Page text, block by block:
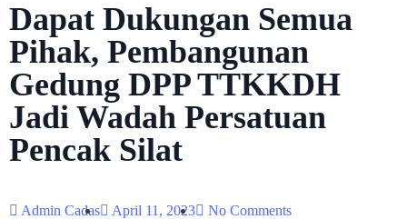
Dapat Dukungan Semua
Pihak, Pembangunan
Gedung DPP TTKKDH
Jadi Wadah Persatuan
Pencak Silat
Admin Cadas April 11, 2023 No Comments